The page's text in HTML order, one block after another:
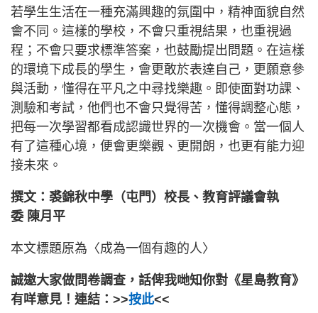
若學生生活在一種充滿興趣的氛圍中，精神面貌自然
會不同。這樣的學校，不會只重視結果，也重視過
程；不會只要求標準答案，也鼓勵提出問題。在這樣
的環境下成長的學生，會更敢於表達自己，更願意參
與活動，懂得在平凡之中尋找樂趣。即使面對功課、
測驗和考試，他們也不會只覺得苦，懂得調整心態，
把每一次學習都看成認識世界的一次機會。當一個人
有了這種心境，便會更樂觀、更開朗，也更有能力迎
接未來。
撰文：裘錦秋中學（屯門）校長、教育評議會執
委 陳月平
本文標題原為〈成為一個有趣的人〉
誠邀大家做問卷調查，話俾我哋知你對《星島教育》
有咩意見！連結：>>按此<<